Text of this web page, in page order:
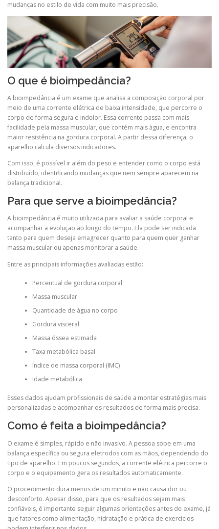
mudanças no estilo de vida com muito mais precisão.
O que é bioimpedância?
A bioimpedância é um exame que analisa a composição corporal por
meio de uma corrente elétrica de baixa intensidade, que percorre o
corpo de forma segura e indolor. Essa corrente passa com mais
facilidade pela massa muscular, que contém mais água, e encontra
maior resistência na gordura corporal. A partir dessa diferença, o
aparelho calcula diversos indicadores.
Com isso, é possível ir além do peso e entender como o corpo está
distribuído, identificando mudanças que nem sempre aparecem na
balança tradicional.
Para que serve a bioimpedância?
A bioimpedância é muito utilizada para avaliar a saúde corporal e
acompanhar a evolução ao longo do tempo. Ela pode ser indicada
tanto para quem deseja emagrecer quanto para quem quer ganhar
massa muscular ou apenas monitorar a saúde.
Entre as principais informações avaliadas estão:
Percentual de gordura corporal
Massa muscular
Quantidade de água no corpo
Gordura visceral
Massa óssea estimada
Taxa metabólica basal
Índice de massa corporal (IMC)
Idade metabólica
Esses dados ajudam profissionais de saúde a montar estratégias mais
personalizadas e acompanhar os resultados de forma mais precisa.
Como é feita a bioimpedância?
O exame é simples, rápido e não invasivo. A pessoa sobe em uma
balança específica ou segura eletrodos com as mãos, dependendo do
tipo de aparelho. Em poucos segundos, a corrente elétrica percorre o
corpo e o equipamento gera os resultados automaticamente.
O procedimento dura menos de um minuto e não causa dor ou
desconforto. Apesar disso, para que os resultados sejam mais
confiáveis, é importante seguir algumas orientações antes do exame, já
que fatores como alimentação, hidratação e prática de exercícios